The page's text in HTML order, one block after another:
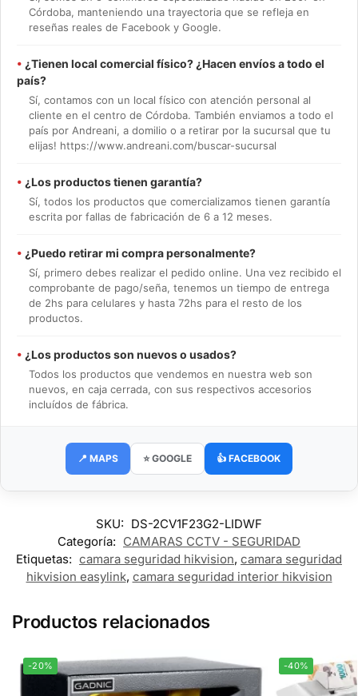
Córdoba, manteniendo una trayectoria que se refleja en
reseñas reales de Facebook y Google.
• ¿Tienen local comercial físico? ¿Hacen envíos a todo el
país?
Sí, contamos con un local físico con atención personal al
cliente en el centro de Córdoba. También enviamos a todo el
país por Andreani, a domilio o a retirar por la sucursal que tu
elijas! https://www.andreani.com/buscar-sucursal
• ¿Los productos tienen garantía?
Sí, todos los productos que comercializamos tienen garantía
escrita por fallas de fabricación de 6 a 12 meses.
• ¿Puedo retirar mi compra personalmente?
Sí, primero debes realizar el pedido online. Una vez recibido el
comprobante de pago/seña, tenemos un tiempo de entrega
de 2hs para celulares y hasta 72hs para el resto de los
productos.
• ¿Los productos son nuevos o usados?
Todos los productos que vendemos en nuestra web son
nuevos, en caja cerrada, con sus respectivos accesorios
incluídos de fábrica.
📍 MAPS ⭐ GOOGLE 👍 FACEBOOK
SKU: DS-2CV1F23G2-LIDWF
Categoría: CAMARAS CCTV - SEGURIDAD
Etiquetas: camara seguridad hikvision, camara seguridad
hikvision easylink, camara seguridad interior hikvision
Productos relacionados
-20% -40%